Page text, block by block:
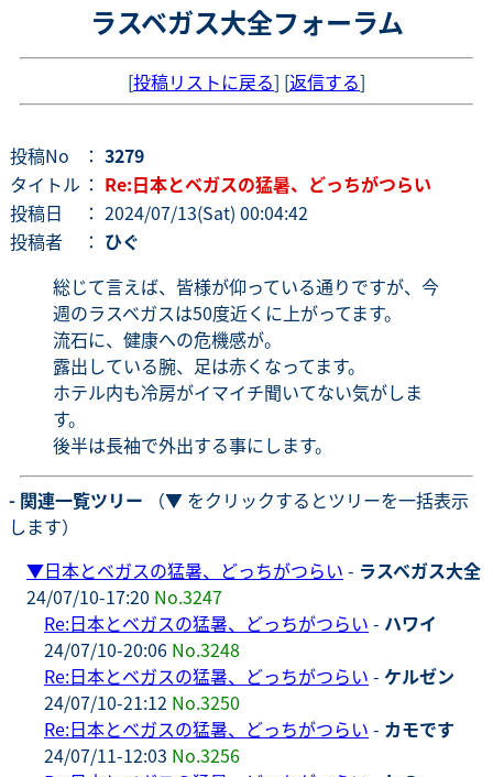
ラスベガス大全フォーラム
[投稿リストに戻る] [返信する]
投稿No ： 3279
タイトル ： Re:日本とベガスの猛暑、どっちがつらい
投稿日
： 2024/07/13(Sat) 00:04:42
投稿者
： ひぐ
総じて言えば、皆様が仰っている通りですが、今
週のラスベガスは50度近くに上がってます。
流石に、健康への危機感が。
露出している腕、足は赤くなってます。
ホテル内も冷房がイマイチ聞いてない気がしま
す。
後半は長袖で外出する事にします。
- 関連一覧ツリー （▼ をクリックするとツリーを一括表示
します）
▼日本とベガスの猛暑、どっちがつらい - ラスベガス大全
24/07/10-17:20 No.3247
Re:日本とベガスの猛暑、どっちがつらい - ハワイ
24/07/10-20:06 No.3248
Re:日本とベガスの猛暑、どっちがつらい - ケルゼン
24/07/10-21:12 No.3250
Re:日本とベガスの猛暑、どっちがつらい - カモです
24/07/11-12:03 No.3256